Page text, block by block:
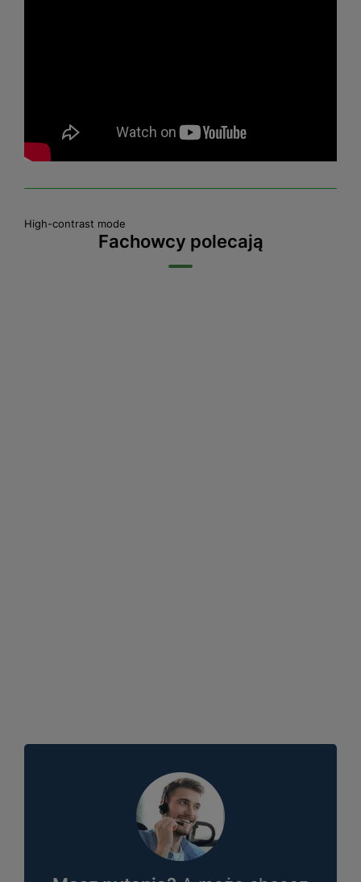
High-contrast mode
Fachowcy polecają